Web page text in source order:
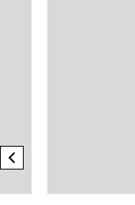
previous element